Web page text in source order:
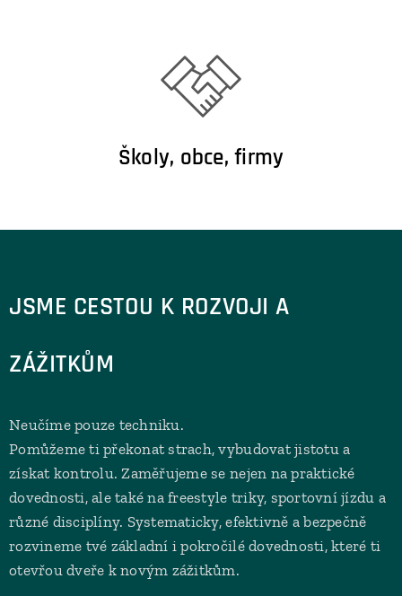
Školy, obce, firmy
JSME CESTOU K ROZVOJI A
ZÁŽITKŮM
Neučíme pouze techniku.
Pomůžeme ti překonat strach, vybudovat jistotu a
získat kontrolu. Zaměřujeme se nejen na praktické
dovednosti, ale také na freestyle triky, sportovní jízdu a
různé disciplíny. Systematicky, efektivně a bezpečně
rozvineme tvé základní i pokročilé dovednosti, které ti
otevřou dveře k novým zážitkům.